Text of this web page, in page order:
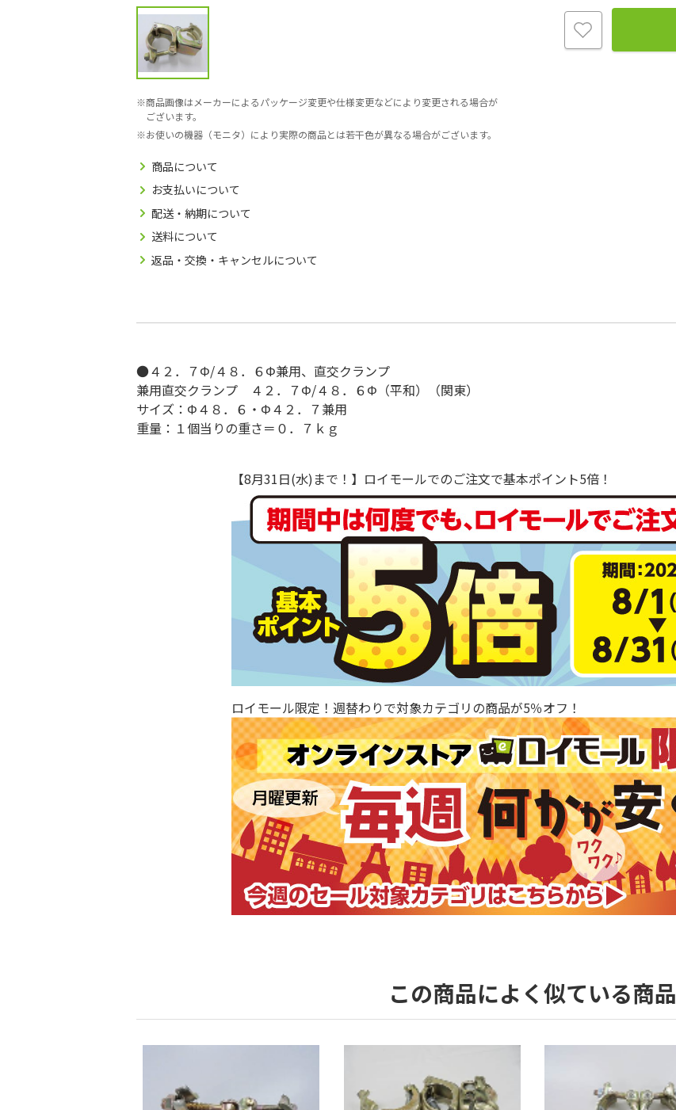
商品画像はメーカーによるパッケージ変更や仕様変更などにより変更される場合が
ございます。
お使いの機器（モニタ）により実際の商品とは若干色が異なる場合がございます。
商品について
お支払いについて
配送・納期について
送料について
返品・交換・キャンセルについて
●４２．７Φ/４８．６Φ兼用、直交クランプ
兼用直交クランプ ４２．７Φ/４８．６Φ（平和）（関東）
サイズ：Φ４８．６・Φ４２．７兼用
重量：１個当りの重さ＝０．７ｋｇ
【8月31日(水)まで！】ロイモールでのご注文で基本ポイント5倍！
ロイモール限定！週替わりで対象カテゴリの商品が5％オフ！
この商品によく似ている商品